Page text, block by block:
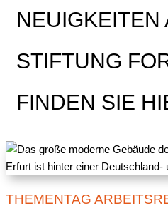
NEUIGKEITEN
STIFTUNG
FINDEN SIE
THEMENTAG